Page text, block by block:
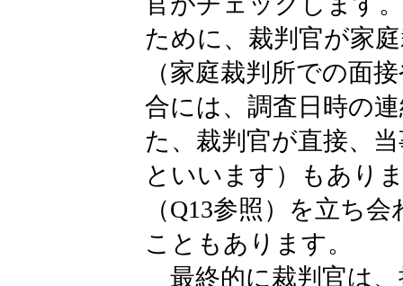
ために、裁判官が家
（家庭裁判所での面
合には、調査日時の
た、裁判官が直接、
といいます）もあり
（Q13参照）を立ち
こともあります。
最終的に裁判官は、